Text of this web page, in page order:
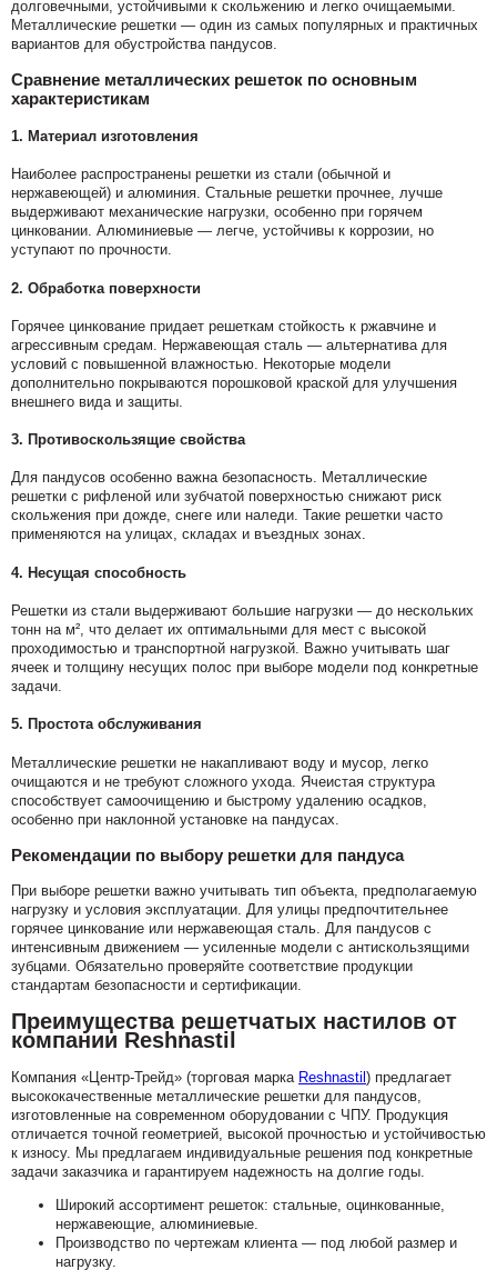
долговечными, устойчивыми к скольжению и легко очищаемыми.
Металлические решетки — один из самых популярных и практичных
вариантов для обустройства пандусов.
Сравнение металлических решеток по основным
характеристикам
1. Материал изготовления
Наиболее распространены решетки из стали (обычной и
нержавеющей) и алюминия. Стальные решетки прочнее, лучше
выдерживают механические нагрузки, особенно при горячем
цинковании. Алюминиевые — легче, устойчивы к коррозии, но
уступают по прочности.
2. Обработка поверхности
Горячее цинкование придает решеткам стойкость к ржавчине и
агрессивным средам. Нержавеющая сталь — альтернатива для
условий с повышенной влажностью. Некоторые модели
дополнительно покрываются порошковой краской для улучшения
внешнего вида и защиты.
3. Противоскользящие свойства
Для пандусов особенно важна безопасность. Металлические
решетки с рифленой или зубчатой поверхностью снижают риск
скольжения при дожде, снеге или наледи. Такие решетки часто
применяются на улицах, складах и въездных зонах.
4. Несущая способность
Решетки из стали выдерживают большие нагрузки — до нескольких
тонн на м², что делает их оптимальными для мест с высокой
проходимостью и транспортной нагрузкой. Важно учитывать шаг
ячеек и толщину несущих полос при выборе модели под конкретные
задачи.
5. Простота обслуживания
Металлические решетки не накапливают воду и мусор, легко
очищаются и не требуют сложного ухода. Ячеистая структура
способствует самоочищению и быстрому удалению осадков,
особенно при наклонной установке на пандусах.
Рекомендации по выбору решетки для пандуса
При выборе решетки важно учитывать тип объекта, предполагаемую
нагрузку и условия эксплуатации. Для улицы предпочтительнее
горячее цинкование или нержавеющая сталь. Для пандусов с
интенсивным движением — усиленные модели с антискользящими
зубцами. Обязательно проверяйте соответствие продукции
стандартам безопасности и сертификации.
Преимущества решетчатых настилов от
компании Reshnastil
Компания «Центр-Трейд» (торговая марка Reshnastil ) предлагает
высококачественные металлические решетки для пандусов,
изготовленные на современном оборудовании с ЧПУ. Продукция
отличается точной геометрией, высокой прочностью и устойчивостью
к износу. Мы предлагаем индивидуальные решения под конкретные
задачи заказчика и гарантируем надежность на долгие годы.
Широкий ассортимент решеток: стальные, оцинкованные,
нержавеющие, алюминиевые.
Производство по чертежам клиента — под любой размер и
нагрузку.